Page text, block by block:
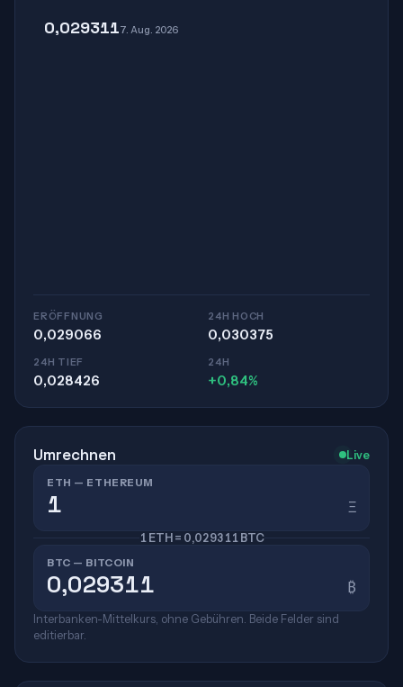
0,0293117. Aug. 2026
ERÖFFNUNG
0,029066
24H HOCH
0,030375
24H TIEF
0,028426
24H
+0,84%
Umrechnen Live
ETH — ETHEREUM
Ξ
1 ETH = 0,029311 BTC
BTC — BITCOIN
₿
Interbanken-Mittelkurs, ohne Gebühren. Beide Felder sind
editierbar.